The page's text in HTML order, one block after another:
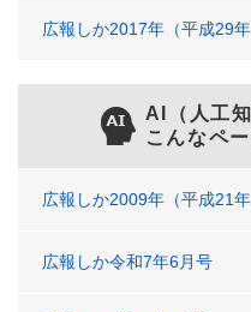
広報しか2017年（平成29
AI（人工
こんなペ
広報しか2009年（平成21年
広報しか令和7年6月号